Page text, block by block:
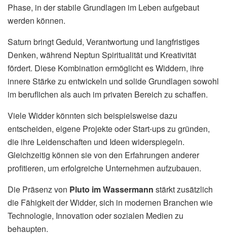
Phase, in der stabile Grundlagen im Leben aufgebaut
werden können.
Saturn bringt Geduld, Verantwortung und langfristiges
Denken, während Neptun Spiritualität und Kreativität
fördert. Diese Kombination ermöglicht es Widdern, ihre
innere Stärke zu entwickeln und solide Grundlagen sowohl
im beruflichen als auch im privaten Bereich zu schaffen.
Viele Widder könnten sich beispielsweise dazu
entscheiden, eigene Projekte oder Start-ups zu gründen,
die ihre Leidenschaften und Ideen widerspiegeln.
Gleichzeitig können sie von den Erfahrungen anderer
profitieren, um erfolgreiche Unternehmen aufzubauen.
Die Präsenz von Pluto im Wassermann stärkt zusätzlich
die Fähigkeit der Widder, sich in modernen Branchen wie
Technologie, Innovation oder sozialen Medien zu
behaupten.